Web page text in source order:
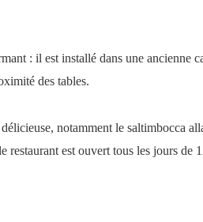
: il est installé dans une ancienne
des tables.
notamment le saltimbocca
restaurant est ouvert tous les jours de